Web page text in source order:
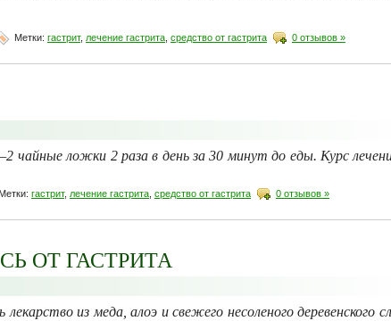
Метки: гастрит, лечение гастрита средство от гастрита 0 отзывов »
чайные ложки 2 раза в день за 30 минут до еды. Курс
Метки: гастрит, лечение гастрита средство от гастрита 0 отзывов »
ОТ ГАСТРИТА
из меда, алоэ и свежего несоле­ного деревенского